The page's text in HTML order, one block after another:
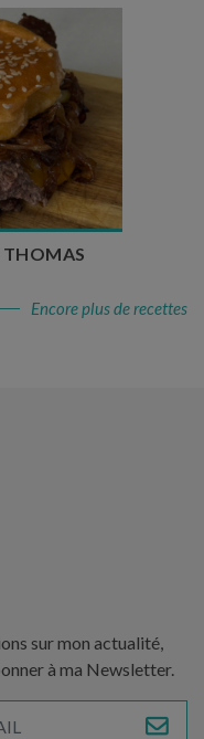
20 min
10 min
: 4
THOMAS
Encore plus de recettes
sur mon actualité,
à ma Newsletter.